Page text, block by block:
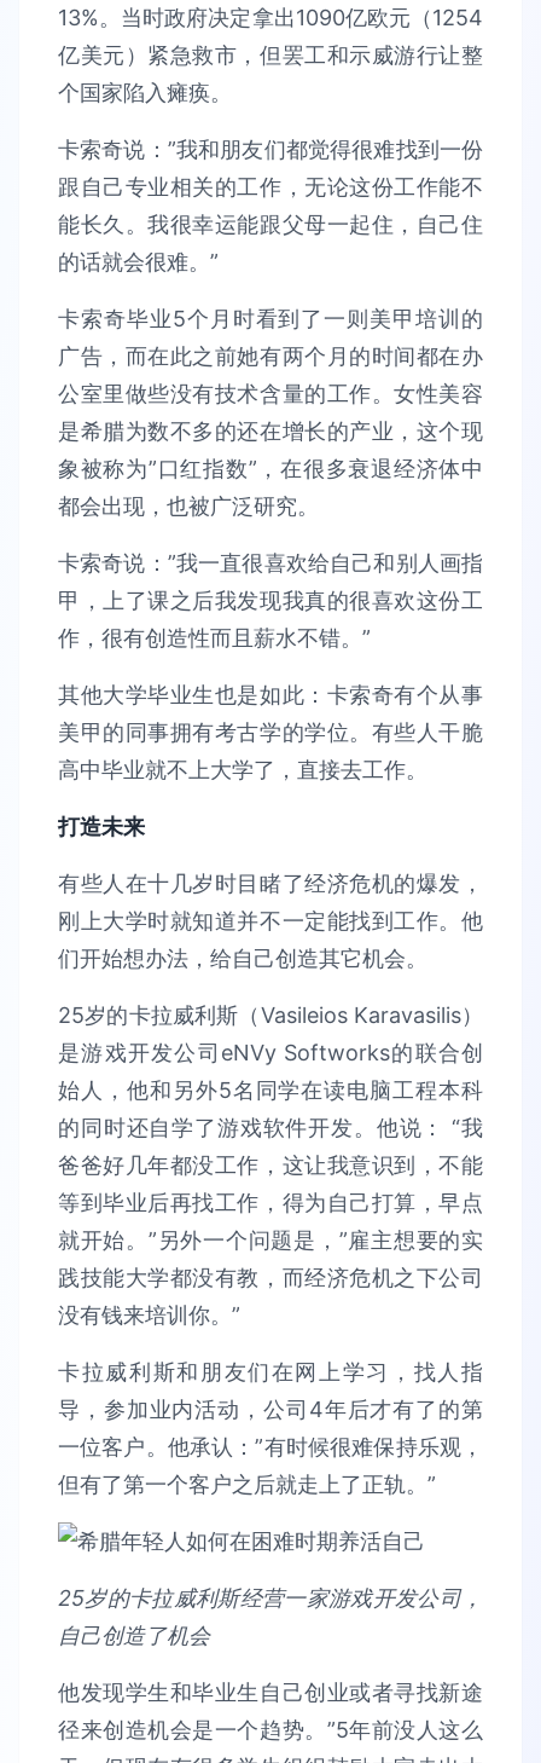
13%。当时政府决定拿出1090亿欧元（1254
亿美元）紧急救市，但罢工和示威游行让整
个国家陷入瘫痪。
卡索奇说：”我和朋友们都觉得很难找到一份
跟自己专业相关的工作，无论这份工作能不
能长久。我很幸运能跟父母一起住，自己住
的话就会很难。”
卡索奇毕业5个月时看到了一则美甲培训的
广告，而在此之前她有两个月的时间都在办
公室里做些没有技术含量的工作。女性美容
是希腊为数不多的还在增长的产业，这个现
象被称为”口红指数”，在很多衰退经济体中
都会出现，也被广泛研究。
卡索奇说：”我一直很喜欢给自己和别人画指
甲，上了课之后我发现我真的很喜欢这份工
作，很有创造性而且薪水不错。”
其他大学毕业生也是如此：卡索奇有个从事
美甲的同事拥有考古学的学位。有些人干脆
高中毕业就不上大学了，直接去工作。
打造未来
有些人在十几岁时目睹了经济危机的爆发，
刚上大学时就知道并不一定能找到工作。他
们开始想办法，给自己创造其它机会。
25岁的卡拉威利斯（Vasileios Karavasilis）
是游戏开发公司eNVy Softworks的联合创
始人，他和另外5名同学在读电脑工程本科
的同时还自学了游戏软件开发。他说： “我
爸爸好几年都没工作，这让我意识到，不能
等到毕业后再找工作，得为自己打算，早点
就开始。”另外一个问题是，”雇主想要的实
践技能大学都没有教，而经济危机之下公司
没有钱来培训你。”
卡拉威利斯和朋友们在网上学习，找人指
导，参加业内活动，公司4年后才有了的第
一位客户。他承认：”有时候很难保持乐观，
但有了第一个客户之后就走上了正轨。”
25岁的卡拉威利斯经营一家游戏开发公司，
自己创造了机会
他发现学生和毕业生自己创业或者寻找新途
径来创造机会是一个趋势。”5年前没人这么